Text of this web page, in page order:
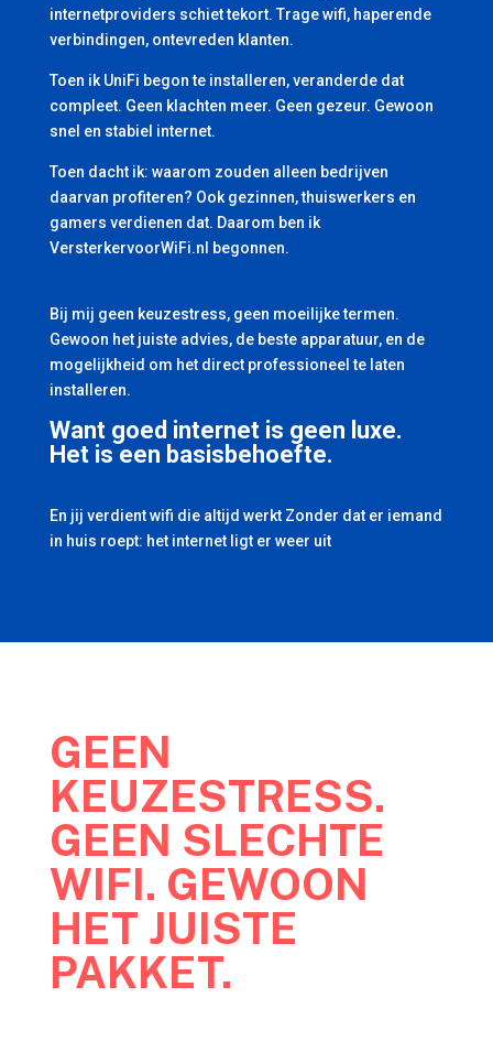
internetproviders schiet tekort. Trage wifi, haperende
verbindingen, ontevreden klanten.
Toen ik UniFi begon te installeren, veranderde dat
compleet. Geen klachten meer. Geen gezeur. Gewoon
snel en stabiel internet.
Toen dacht ik: waarom zouden alleen bedrijven
daarvan profiteren? Ook gezinnen, thuiswerkers en
gamers verdienen dat. Daarom ben ik
VersterkervoorWiFi.nl begonnen.
Bij mij geen keuzestress, geen moeilijke termen.
Gewoon het juiste advies, de beste apparatuur, en de
mogelijkheid om het direct professioneel te laten
installeren.
Want goed internet is geen luxe.
Het is een basisbehoefte.
En jij verdient wifi die altijd werkt Zonder dat er iemand
in huis roept: het internet ligt er weer uit
GEEN
KEUZESTRESS.
GEEN SLECHTE
WIFI. GEWOON
HET JUISTE
PAKKET.